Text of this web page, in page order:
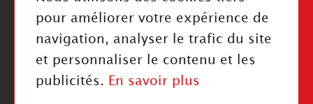
J'ai pris connaissance de la politique de confidentialité
Follow us
pour améliorer votre expérience de
navigation, analyser le trafic du site
et personnaliser le contenu et les
publicités. En savoir plus